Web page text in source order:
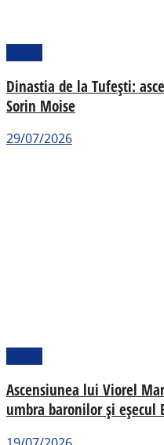
Dinastia de la Tufești:
Sorin Moise
29/07/2026
Ascensiunea lui Viorel
umbra baronilor și eșecul